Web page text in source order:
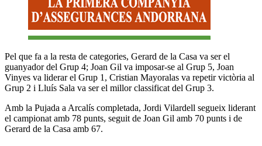
Pel que fa a la resta de categories, Gerard de la Casa va ser el
guanyador del Grup 4; Joan Gil va imposar-se al Grup 5, Joan
Vinyes va liderar el Grup 1, Cristian Mayoralas va repetir victòria al
Grup 2 i Lluís Sala va ser el millor classificat del Grup 3.
Amb la Pujada a Arcalís completada, Jordi Vilardell segueix liderant
el campionat amb 78 punts, seguit de Joan Gil amb 70 punts i de
Gerard de la Casa amb 67.